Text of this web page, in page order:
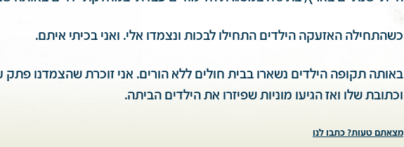
כשהתחילה האזעקה הילדים התחילו לבכות ונצמדו אלי. ואני בכיתי איתם.
באותה תקופה הילדים נשארו בבית חולים ללא הורים. אני זוכרת שהצמדנו
וכתובת שלו ואז הגיעו מוניות שפיזרו את הילדים הביתה.
מצאתם טעות? כתבו לנו